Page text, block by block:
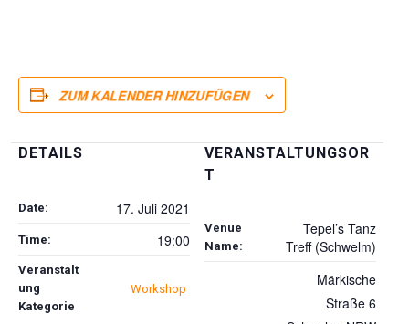
ZUM KALENDER HINZUFÜGEN
DETAILS
Date: 17. Juli 2021
Time: 19:00
Veranstalt
ung
Kategorie
Workshop
VERANSTALTUNGSOR
T
Venue
Name:
Tepel’s Tanz
Treff (Schwelm)
Märkische
Straße 6